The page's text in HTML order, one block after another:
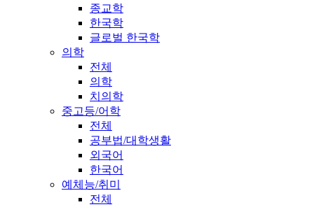
종교학
한국학
글로벌 한국학
의학
전체
의학
치의학
중고등/어학
전체
공부법/대학생활
외국어
한국어
예체능/취미
전체